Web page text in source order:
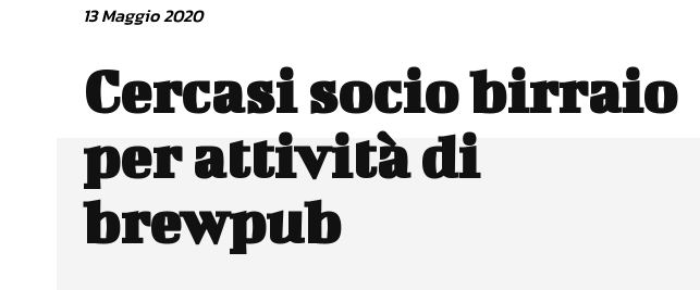
13 Maggio 2020
Cercasi socio birraio
per attività di
brewpub